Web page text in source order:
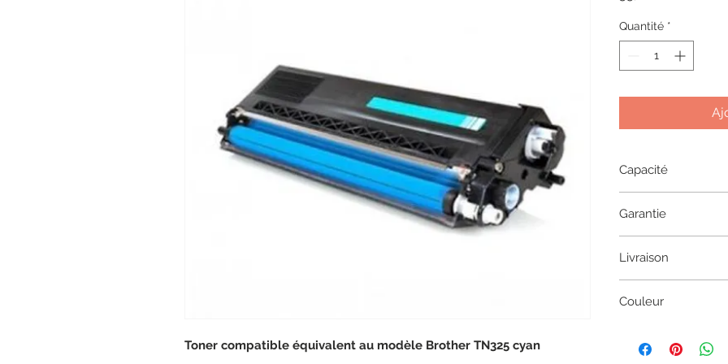
Toner compatible équivalent au modèle Brother TN325 cyan
Quantité *
Capacité
Garantie
Livraison
Couleur